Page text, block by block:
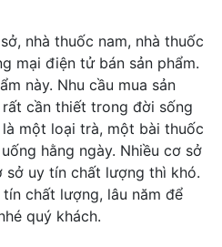
nhà thuốc nam, nhà thuốc
mại điện tử bán sản phẩm.
này. Nhu cầu mua sản
cần thiết trong đời sống
một loại trà, một bài thuốc
hằng ngày. Nhiều cơ sở
sở uy tín chất lượng thì khó.
chất lượng, lâu năm để
quý khách.